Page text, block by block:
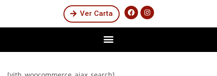
Ver Carta